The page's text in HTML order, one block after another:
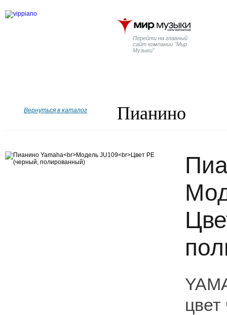
Перейти на главный
сайт компании "Мир
Музыки"
Вернуться в каталог Пианино